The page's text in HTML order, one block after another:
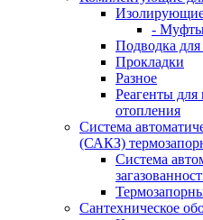
- Муфты
Подводка
Прокладки
Разное
Реагенты
отопления
Система
(САКЗ)
Система
Сантехническое